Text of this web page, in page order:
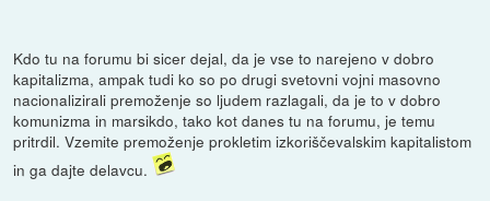
Kdo tu na forumu bi sicer dejal, da je vse to narejeno v dobro
kapitalizma, ampak tudi ko so po drugi svetovni vojni masovno
nacionalizirali premoženje so ljudem razlagali, da je to v dobro
komunizma in marsikdo, tako kot danes tu na forumu, je temu
pritrdil. Vzemite premoženje prokletim izkoriščevalskim kapitalistom
in ga dajte delavcu.